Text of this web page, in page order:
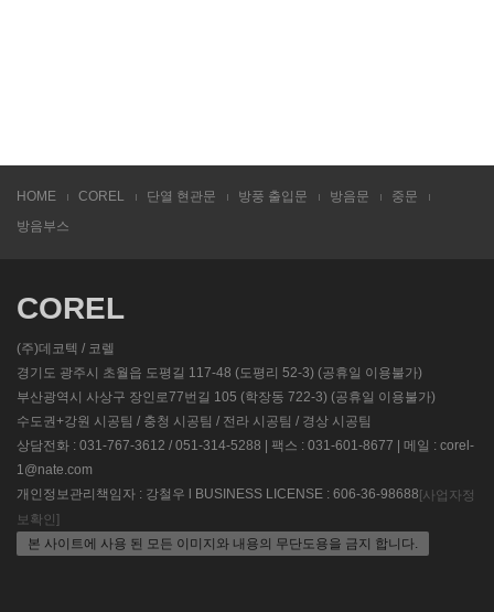
HOME COREL 단열 현관문 방풍 출입문 방음문
중문
방음부스
COREL
(주)데코텍 / 코렐
경기도 광주시 초월읍 도평길 117-48 (도평리 52-3) (공휴일 이용불가)
부산광역시 사상구 장인로77번길 105 (학장동 722-3) (공휴일 이용불가)
수도권+강원 시공팀 / 충청 시공팀 / 전라 시공팀 / 경상 시공팀
상담전화 : 031-767-3612 / 051-314-5288 | 팩스 : 031-601-8677 | 메일 : corel-
1@nate.com
개인정보관리책임자 : 강철우 l BUSINESS LICENSE : 606-36-98688[사업자정
보확인]
본 사이트에 사용 된 모든 이미지와 내용의 무단도용을 금지 합니다.